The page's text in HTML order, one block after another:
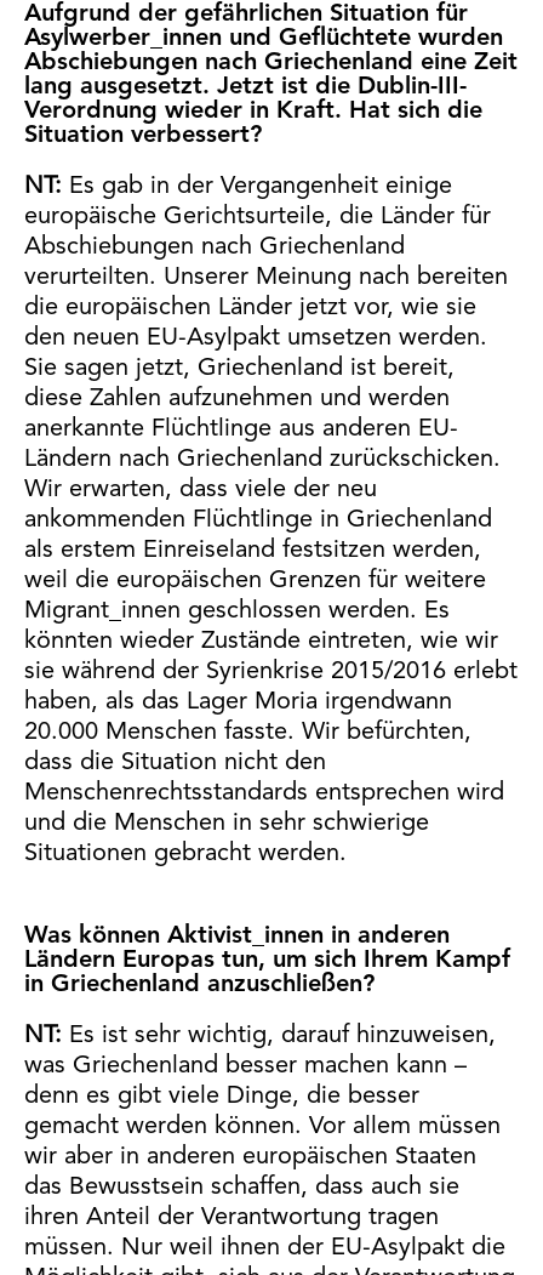
Aufgrund der gefährlichen Situation für
Asylwerber_innen und Geflüchtete wurden
Abschiebungen nach Griechenland eine Zeit
lang ausgesetzt. Jetzt ist die Dublin-III-
Verordnung wieder in Kraft. Hat sich die
Situation verbessert?
NT: Es gab in der Vergangenheit einige
europäische Gerichtsurteile, die Länder für
Abschiebungen nach Griechenland
verurteilten. Unserer Meinung nach bereiten
die europäischen Länder jetzt vor, wie sie
den neuen EU-Asylpakt umsetzen werden.
Sie sagen jetzt, Griechenland ist bereit,
diese Zahlen aufzunehmen und werden
anerkannte Flüchtlinge aus anderen EU-
Ländern nach Griechenland zurückschicken.
Wir erwarten, dass viele der neu
ankommenden Flüchtlinge in Griechenland
als erstem Einreiseland festsitzen werden,
weil die europäischen Grenzen für weitere
Migrant_innen geschlossen werden. Es
könnten wieder Zustände eintreten, wie wir
sie während der Syrienkrise 2015/2016 erlebt
haben, als das Lager Moria irgendwann
20.000 Menschen fasste. Wir befürchten,
dass die Situation nicht den
Menschenrechtsstandards entsprechen wird
und die Menschen in sehr schwierige
Situationen gebracht werden.
Was können Aktivist_innen in anderen
Ländern Europas tun, um sich Ihrem Kampf
in Griechenland anzuschließen?
NT: Es ist sehr wichtig, darauf hinzuweisen,
was Griechenland besser machen kann –
denn es gibt viele Dinge, die besser
gemacht werden können. Vor allem müssen
wir aber in anderen europäischen Staaten
das Bewusstsein schaffen, dass auch sie
ihren Anteil der Verantwortung tragen
müssen. Nur weil ihnen der EU-Asylpakt die